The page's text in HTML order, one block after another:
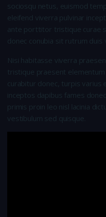
sociosqu netus, euismod
eleifend viverra pulvinar
ante porttitor tristique curae
donec conubia sit rutrum duis
Nisi habitasse viverra
tristique praesent
curabitur donec, turpis varius
inceptos dapibus fames
primis proin leo nisl lacinia
vestibulum sed quisque.